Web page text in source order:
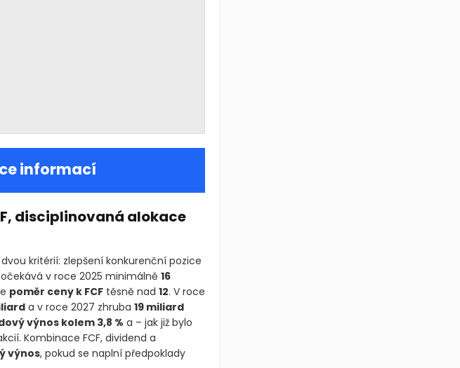
informací
disciplinovaná alokace
kritérií: zlepšení konkurenční pozice
očekává v roce 2025 minimálně 16
poměr ceny k FCFtěsně nad 12. V roce
a v roce 2027 zhruba 19 miliard
výnos kolem 3,8 % a – jak již bylo
Kombinace FCF, dividend a
výnos, pokud se naplní předpoklady